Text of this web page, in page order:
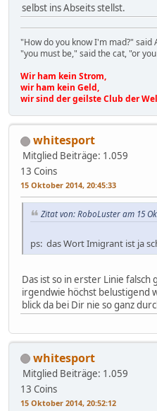
selbst ins Abseits stellst.
"How do you know I'm mad?" said
"you must be," said the cat, "or
Wir ham kein Strom,
wir ham kein Geld,
wir sind der geilste Club der
whitesport
Mitglied Beiträge: 1.059
13 Coins
15 Oktober 2014, 20:45:33
Zitat von: RoboLuster am 15
ps: das Wort Imigrant ist ja
Das ist so in erster Linie
irgendwie höchst belustigend
blick da bei Dir nie so ganz
whitesport
Mitglied Beiträge: 1.059
13 Coins
15 Oktober 2014, 20:52:12